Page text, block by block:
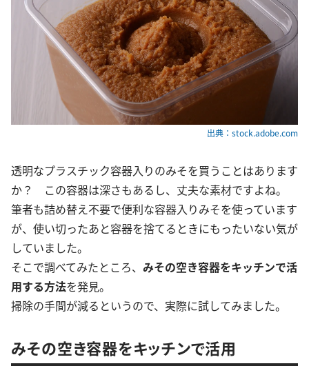
出典：stock.adobe.com
透明なプラスチック容器入りのみそを買うことはあります
か？ この容器は深さもあるし、丈夫な素材ですよね。
筆者も詰め替え不要で便利な容器入りみそを使っています
が、使い切ったあと容器を捨てるときにもったいない気が
していました。
そこで調べてみたところ、 みその空き容器をキッチンで活
用する方法を発見。
掃除の手間が減るというので、実際に試してみました。
みその空き容器をキッチンで活用